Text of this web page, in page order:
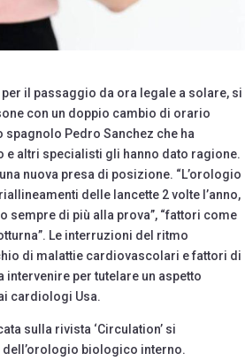
il passaggio da ora legale a solare, si
con un doppio cambio di orario
Pedro Sanchez che ha
e altri specialisti gli hanno dato ragione.
nuova presa di posizione. “L’orologio
delle lancette 2 volte l’anno,
sempre di più alla prova”, “fattori come
Le interruzioni del ritmo
di malattie cardiovascolari e fattori di
intervenire per tutelare un aspetto
cardiologi Usa.
sulla rivista ‘Circulation’ si
biologico interno.